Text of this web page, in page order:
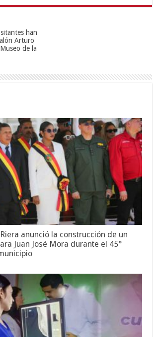
han
Arturo
de la
anunció la construcción de un
Juan José Mora durante el 45°